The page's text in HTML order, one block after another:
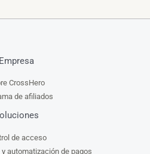
Empresa
CrossHero
de afiliados
de acceso
automatización de pagos